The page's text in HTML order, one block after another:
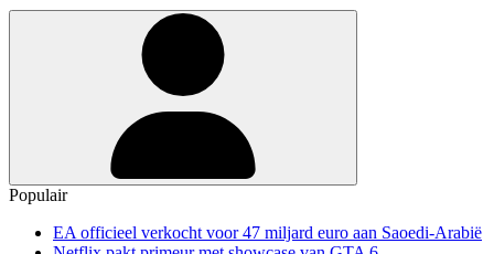
Populair
EA officieel verkocht voor 47 miljard euro aan Saoedi-Arabië